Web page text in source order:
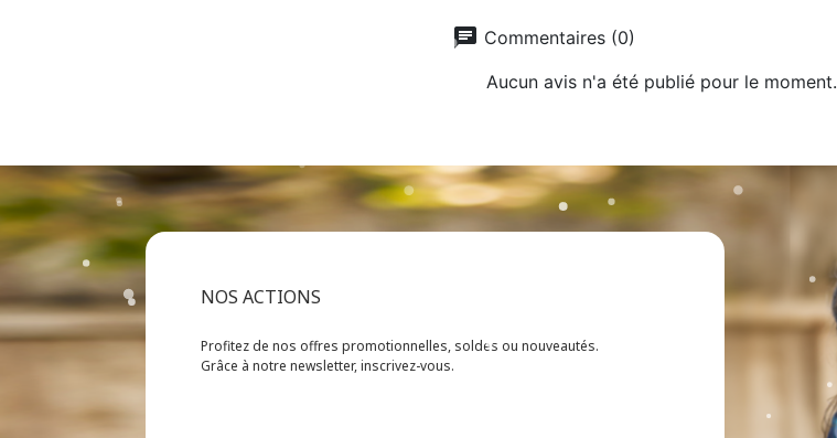
chat Commentaires (0)
Aucun avis n'a été publié pour le moment.
NOS ACTIONS
Profitez de nos offres promotionnelles, soldes ou nouveautés.
Grâce à notre newsletter, inscrivez-vous.